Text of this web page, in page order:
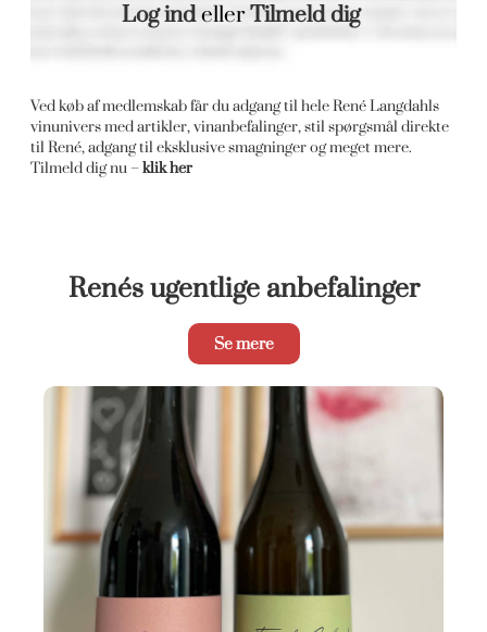
Log indellerTilmeld dig
Ved køb af medlemskab får du adgang til hele René Langdahls
vinunivers med artikler, vinanbefalinger, stil spørgsmål direkte
til René, adgang til eksklusive smagninger og meget mere.
Tilmeld dig nu –klik her
Renés ugentlige anbefalinger
Se mere